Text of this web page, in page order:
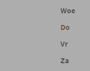
Woe
Do
Vr
Za